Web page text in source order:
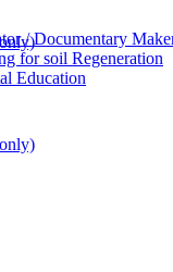
/ Documentary
for soil Regeneration
Education